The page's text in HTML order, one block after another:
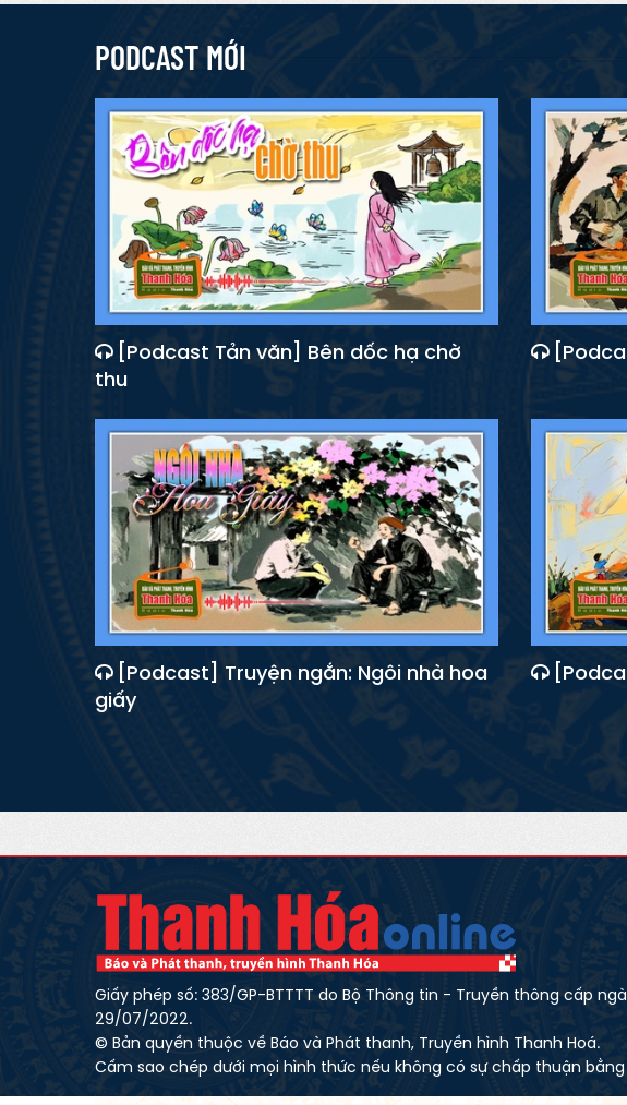
PODCAST MỚI
[Podcast Tản văn] Bên dốc hạ chờ
thu
[Podcast] Truyện ngắn: Ngôi nhà hoa
giấy
Giấy phép số: 383/GP-BTTTT do Bộ Thông tin - Truyền thông cấp
29/07/2022.
© Bản quyền thuộc về Báo và Phát thanh, Truyền hình Thanh Hoá.
Cấm sao chép dưới mọi hình thức nếu không có sự chấp thuận